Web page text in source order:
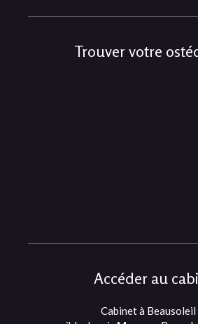
Trouver votre
Accéder au
Cabinet à